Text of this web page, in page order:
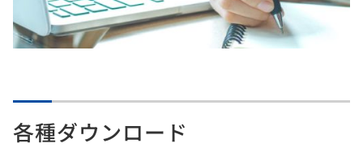
各種ダウンロード